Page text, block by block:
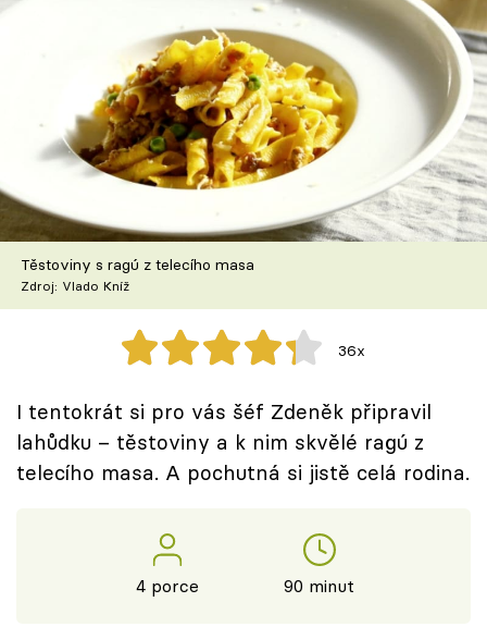
Články
TV Program
Škola vaření
Recepty z TV
Speciál: Cuketa
Těhotnej kuchař
Sledujte prima+
Přihlášení
Těstoviny s ragú z telecího masa
Zdroj: Vlado Kníž
36x
I tentokrát si pro vás šéf Zdeněk připravil
lahůdku – těstoviny a k nim skvělé ragú z
telecího masa. A pochutná si jistě celá rodina.
4 porce 90 minut